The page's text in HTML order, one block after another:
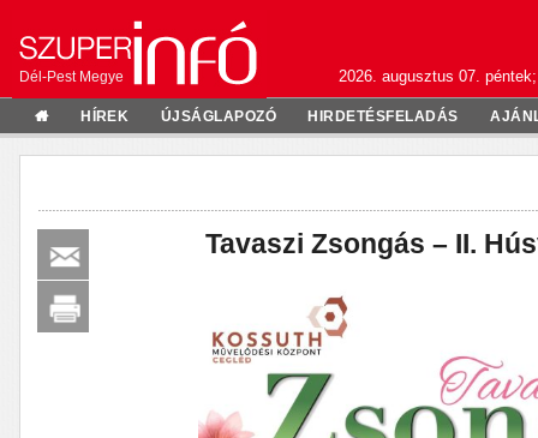
Dél-Pest Megye 2026. augusztus 07.
HÍREK ÚJSÁGLAPOZÓ HIRDETÉSFELADÁS
Tavaszi Zsongás – II.